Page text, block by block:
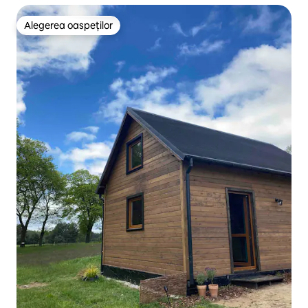
Alegerea oaspeților
Alegerea oaspeților